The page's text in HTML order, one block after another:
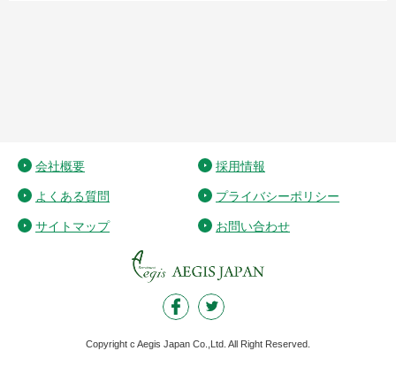
会社概要 採用情報
よくある質問 プライバシーポリシー
サイトマップ お問い合わせ
Copyright c Aegis Japan Co.,Ltd. All Right Reserved.